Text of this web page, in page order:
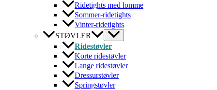
Ridetights med lomme
Sommer-ridetights
Vinter-ridetights
STØVLER
Ridestøvler
Korte ridestøvler
Lange ridestøvler
Dressurstøvler
Springstøvler